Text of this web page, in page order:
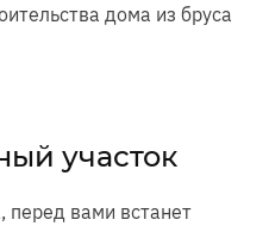
дома из бруса
участок
перед вами встанет